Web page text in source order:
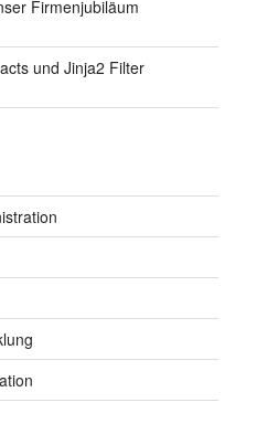
services/kube-dns:dns/proxy
system/services/
Firmenjubiläum
und Jinja2 Filter